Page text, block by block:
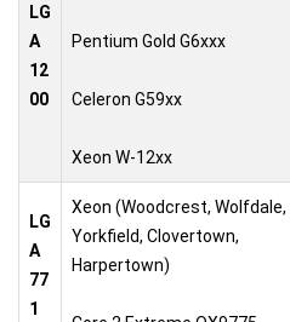
LG
A
12
00
Pentium Gold G6xxx
Celeron G59xx
Xeon W-12xx
LG
A
77
1
Xeon (Woodcrest, Wolfdale,
Yorkfield, Clovertown,
Harpertown)